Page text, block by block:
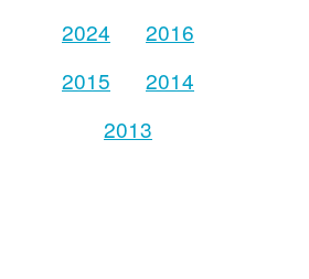
2024
2016
2015
2014
2013